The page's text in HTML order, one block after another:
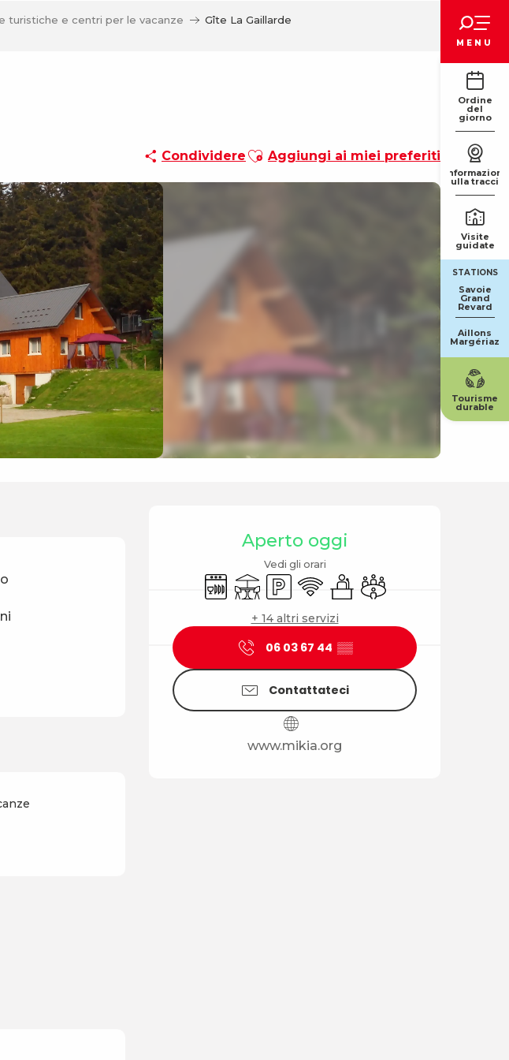
MENU
Ordine
del
giorno
Informazioni
sulla traccia
Visite
guidate
STATIONS
Savoie
Grand
Revard
Aillons
Margériaz
Tourisme
durable
turistiche e centri per le vacanze Gîte La Gaillarde
Condividere Ajouter aux favoris
Aggiungi ai miei preferiti
Orari e contatti
Aperto oggi
Vedi gli orari
Lavastoviglie
TerrazzaParcheggio
Wi-Fi SeminariSala riunioni
+ 14 altri servizi
06 03 67 44 ▒▒
Contattateci
www.mikia.org